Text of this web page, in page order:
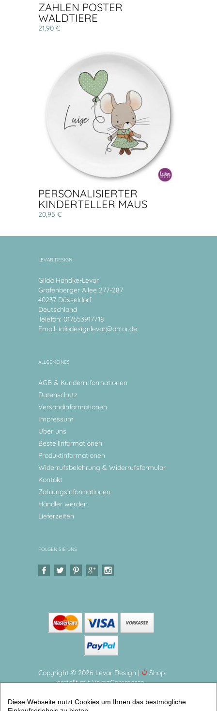
ZAHLEN POSTER
WALDTIERE
21,90 €
PERSONALISIERTER
KINDERTELLER MAUS
20,95 €
LEVAR DESIGN
Gilda Handke-Levar
Grafenberger Allee 277-287
40237 Düsseldorf
Deutschland
Telefon: 017653917718
Email: infodesignlevar@arcor.de
ALLGEMEINES
AGB & Kundeninformationen
Datenschutz
Versandinformationen
Impressum
Über uns
Bestellinformationen
Produktinformationen
Widerrufsbelehrung & Widerrufsformular
Kontakt
Zahlungsinformationen
Händler werden
Lieferzeiten
FOLGEN SIE UNS
Copyright © 2026 Levar Design |
Shop
erstellt mit VersaCommerce.
Elefant Hochwertiges Kindergeschirr mit
Diese Webseite nutzt Cookies um Ihnen das bestmögliche